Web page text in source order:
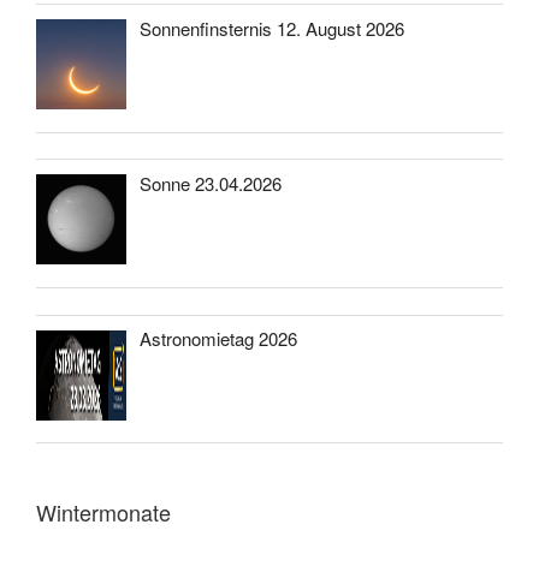
Sonnenfinsternis 12. August 2026
Sonne 23.04.2026
Astronomietag 2026
Wintermonate